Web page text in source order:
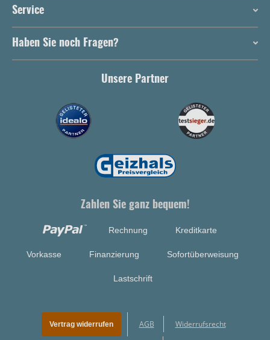
Service
Haben Sie noch Fragen?
Unsere Partner
Zahlen Sie ganz bequem!
Rechnung Kreditkarte
Vorkasse Finanzierung Sofortüberweisung
Lastschrift
Vertrag widerrufen AGB Widerrufsrecht